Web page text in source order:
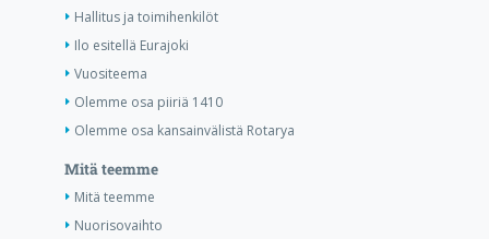
Hallitus ja toimihenkilöt
Ilo esitellä Eurajoki
Vuositeema
Olemme osa piiriä 1410
Olemme osa kansainvälistä Rotarya
Mitä teemme
Mitä teemme
Nuorisovaihto